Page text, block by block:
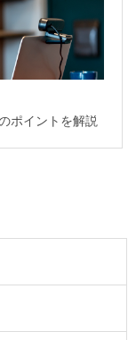
ポイントを解説